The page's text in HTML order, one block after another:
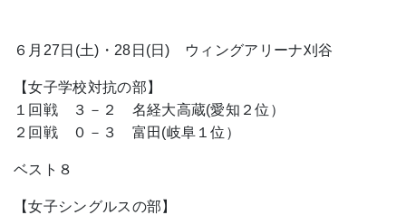
６月27日(土)・28日(日) ウィングアリーナ刈谷
【女子学校対抗の部】
１回戦 ３－２ 名経大高蔵(愛知２位）
２回戦 ０－３ 富田(岐阜１位）
ベスト８
【女子シングルスの部】